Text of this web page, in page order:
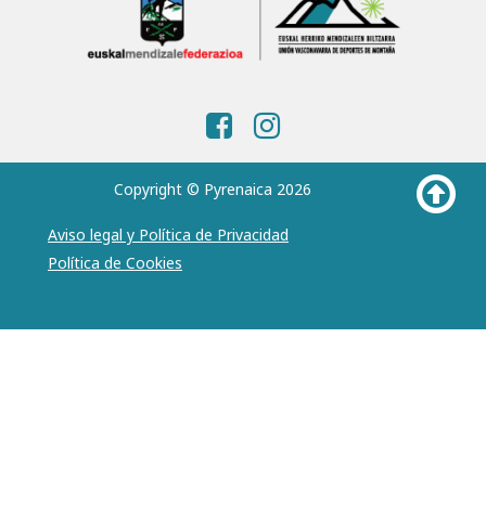
Copyright © Pyrenaica 2026
Aviso legal y Política de Privacidad
Política de Cookies